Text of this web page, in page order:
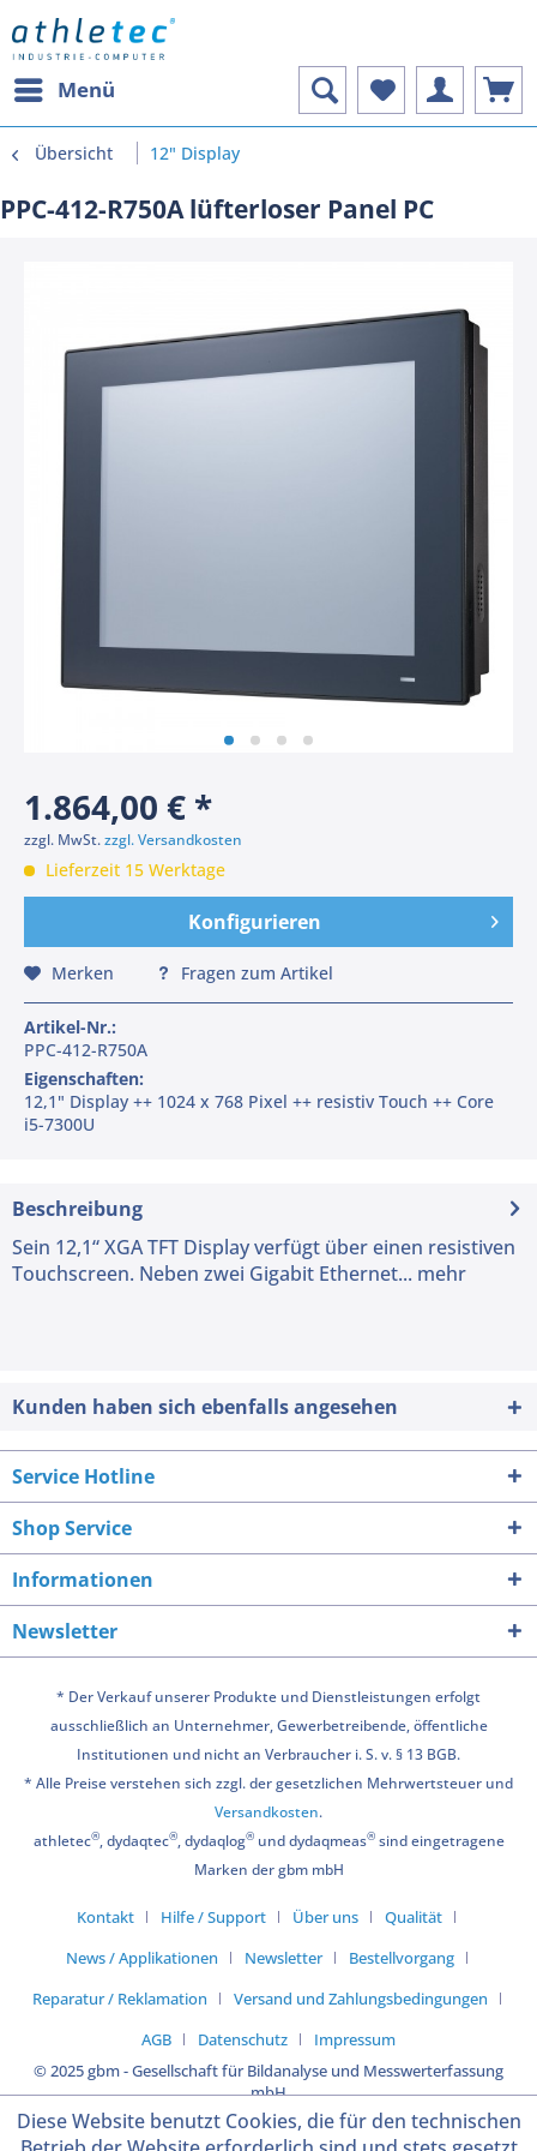
Menü
Übersicht 12" Display
PPC-412-R750A lüfterloser Panel PC
1.864,00 € *
zzgl. MwSt.zzgl. Versandkosten
Lieferzeit 15 Werktage
Konfigurieren
Merken Fragen zum Artikel
Artikel-Nr.:
PPC-412-R750A
Eigenschaften:
12,1" Display ++ 1024 x 768 Pixel ++ resistiv Touch ++ Core
i5-7300U
Beschreibung
Sein 12,1“ XGA TFT Display verfügt über einen resistiven
Touchscreen. Neben zwei Gigabit Ethernet... mehr
Kunden haben sich ebenfalls angesehen
Service Hotline
Shop Service
Informationen
Newsletter
* Der Verkauf unserer Produkte und Dienstleistungen erfolgt
ausschließlich an Unternehmer, Gewerbetreibende, öffentliche
Institutionen und nicht an Verbraucher i. S. v. § 13 BGB.
* Alle Preise verstehen sich zzgl. der gesetzlichen Mehrwertsteuer und
Versandkosten.
athletec®, dydaqtec®, dydaqlog®und dydaqmeas®sind eingetragene
Marken der gbm mbH
Kontakt Hilfe / Support Über uns
Qualität
News / Applikationen
Newsletter
Bestellvorgang
Reparatur / Reklamation
Versand und Zahlungsbedingungen
AGB
Datenschutz
Impressum
© 2025 gbm - Gesellschaft für Bildanalyse und Messwerterfassung
mbH
Diese Website benutzt Cookies, die für den technischen